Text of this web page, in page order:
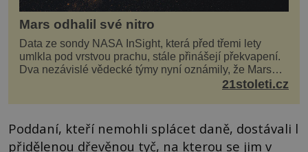
Mars odhalil své nitro
Data ze sondy NASA InSight, která před třemi lety
umlkla pod vrstvou prachu, stále přinášejí překvapení.
Dva nezávislé vědecké týmy nyní oznámily, že Mars
má nejen plášť plný trosek z dávných impaktů,...21stoleti.cz
Poddaní, kteří nemohli splácet daně, dostávali l
přidělenou dřevěnou tyč, na kterou se jim v